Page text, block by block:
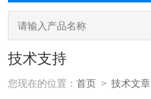
技术支持
您现在的位置：首页 >技术文章